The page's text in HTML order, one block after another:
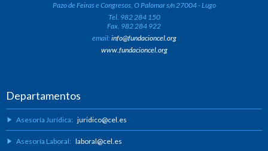
Pazo de Feiras e Congresos, O Palomar s/n 27004 - Lugo
Tel. 982 284 150
Fax. 982 284 922
email:info@fundacioncel.org
www.fundacioncel.org
Departamentos
Asesoría Jurídica: juridico@cel.es
Asesoría Laboral: laboral@cel.es